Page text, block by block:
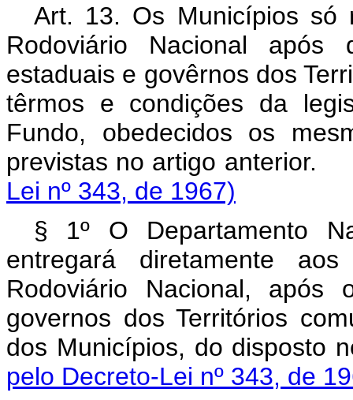
Art. 13. Os Municípios só
Rodoviário Nacional após
estaduais e govêrnos dos
têrmos e condições da
Fundo, obedecidos os
previstas no artigo
Lei nº 343, de 1967)
§ 1º O Departamento
entregará diretamente
Rodoviário Nacional, após
governos dos Territórios
dos Municípios, do
pelo Decreto-Lei nº 343, de